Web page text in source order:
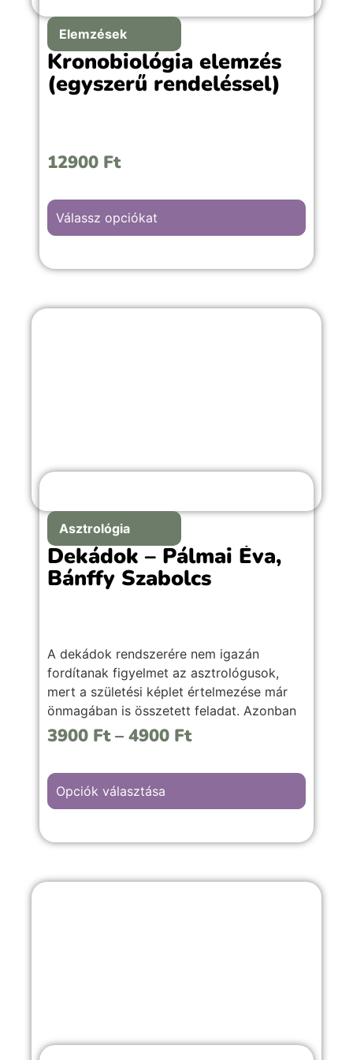
Elemzések
Kronobiológia elemzés
(egyszerű rendeléssel)
12900 Ft
Válassz opciókat
Asztrológia
Dekádok – Pálmai Éva,
Bánffy Szabolcs
A dekádok rendszerére nem igazán
fordítanak figyelmet az asztrológusok,
mert a születési képlet értelmezése már
önmagában is összetett feladat. Azonban
érdemes vele mélyebben foglalkozni, mivel
3900 Ft – 4900 Ft
Opciók választása